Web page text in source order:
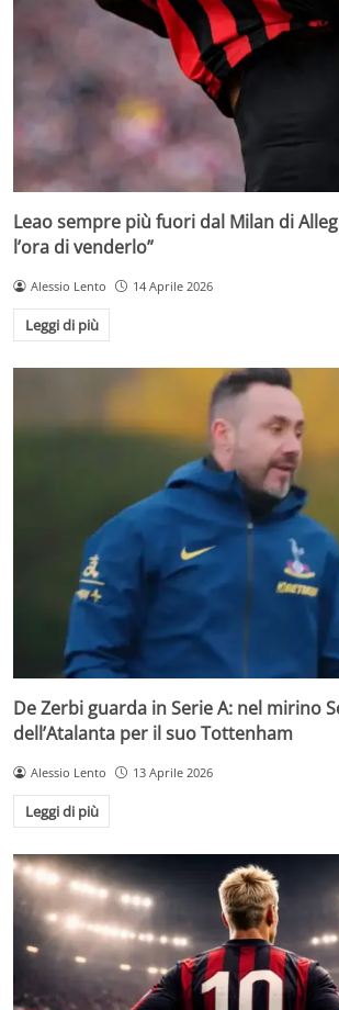
Leao sempre più fuori dal Milan di
l’ora di venderlo”
Alessio Lento 14 Aprile 2026
Leggi di più
De Zerbi guarda in Serie A: nel mirino
dell’Atalanta per il suo Tottenham
Alessio Lento 13 Aprile 2026
Leggi di più